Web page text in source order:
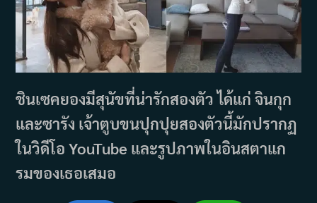
ชินเซคยองมีสุนัขที่น่ารักสองตัว ได้แก่ จินกุก
และซารัง เจ้าตูบขนปุกปุยสองตัวนี้มักปรากฏ
ในวิดีโอ YouTube และรูปภาพในอินสตาแก
รมของเธอเสมอ